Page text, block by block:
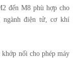
đến M8 phù hợp cho
ngành điện tử, cơ khí
nối cho phép máy